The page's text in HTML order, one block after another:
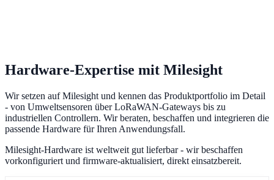
Hardware-Expertise mit Milesight
Wir setzen auf Milesight und kennen das Produktportfolio im Detail
- von Umweltsensoren über LoRaWAN-Gateways bis zu
industriellen Controllern. Wir beraten, beschaffen und integrieren die
passende Hardware für Ihren Anwendungsfall.
Milesight-Hardware ist weltweit gut lieferbar - wir beschaffen
vorkonfiguriert und firmware-aktualisiert, direkt einsatzbereit.